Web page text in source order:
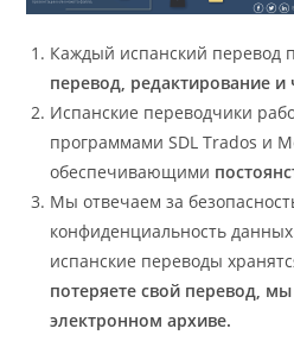
Каждый испанский перевод
перевод, редактирование и
Испанские переводчики
программами SDL Trados и
обеспечивающими
Мы отвечаем за
конфиденциальность
испанские переводы
потеряете свой перевод,
электронном архиве.